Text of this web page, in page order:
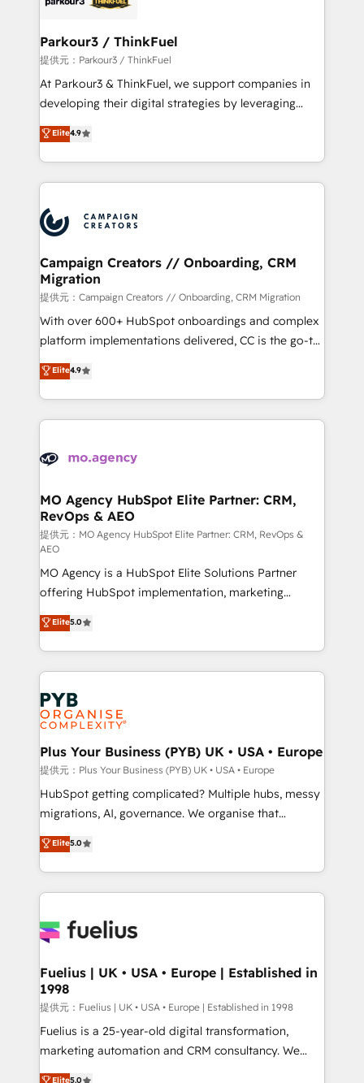
companies scale faster and smarter. 🔹 BOOMS:
Demand generation for all your buyers With BOOMS,
you invest in 100% of your buyers, accelerating your
growth and positioning yourself as an undisputed
transformation process A methodology designed to
implement HubSpot effectively and optimize your
record of business transformation, our growth-first
approach has helped brands dominate their
Parkour3 / ThinkFuel
提供元：Parkour3 / ThinkFuel
At Parkour3 & ThinkFuel, we support companies in
developing their digital strategies by leveraging
technologies and automating their marketing and
sales processes to generate growth. Our offer spans
from Strategy to Operations. We specialize in CRM
onboarding and implementation, web design, sales
extensive experience working with tech companies
and manufacturers since 2002, we are committed to
empowering our clients and developing their
autonomy. Get to grips with HubSpot through
guided implementation and seamless integration of
the CRM platform into your digital ecosystem. Would
you like support in deploying your inbound
to your needs and sales objectives. With 125+
certifications, we are part of the most certified
services are offered in both English & French.
Elite4.9
Campaign Creators // Onboarding, CRM
Migration
提供元：Campaign Creators // Onboarding, CRM Migration
With over 600+ HubSpot onboardings and complex
platform implementations delivered, CC is the go-to
Elite Solutions Partner for businesses ready to
migrate, replatform, and scale smarter. We specialize
in high-impact CRM and CMS migrations and
onboarding from platforms like Salesforce, NetSuite,
WordPress and legacy CRMs, turning fragmented
architectures that accelerate revenue operations and
performance. - Multi-object CRM migration, cleanup,
and implementation. - Pre-built and custom
integrations across your full tech stack. - Custom
object setup, CMS builds, and full-funnel automation.
- Dashboards, lifecycle campaigns, and lead
nurturing sequences. - Cross-hub setup across
Marketing, Sales, Operations, and Service Hubs. -
Ongoing optimization, managed support, and
scalable retainers. Let’s make HubSpot your most
powerful growth engine. Built to convert, scale, and
drive results.
Elite4.9
MO Agency HubSpot Elite Partner: CRM,
RevOps & AEO
提供元：MO Agency HubSpot Elite Partner: CRM, RevOps &
AEO
MO Agency is a HubSpot Elite Solutions Partner
offering HubSpot implementation, marketing
automation, CRM and RevOps consulting, data
architecture, sales enablement, lifecycle automation,
lead scoring and revenue reporting. HubSpot,
Salesforce and integrated enterprise stacks. Digital
Marketing, Answer Engine Optimisation, and
Generative Engine Optimisation (AI Search),
HubSpot Content Hub, WordPress development,
B2B SEO, paid media, and content. We work with
enterprise and growth-led companies across
technology, professional services, financial services
and industrial sectors. Offices in Johannesburg, Cape
implementations delivered. AI visibility coverage
across ChatGPT, Claude, Perplexity, Gemini and
Innovation HubSpot Impact Award - Platform
Migration Excellence HubSpot Impact Award -
professionals.
Elite5.0
Plus Your Business (PYB) UK • USA • Europe
提供元：Plus Your Business (PYB) UK • USA • Europe
HubSpot getting complicated? Multiple hubs, messy
migrations, AI, governance. We organise that
complexity, so your team can put HubSpot to work...
Welcome to our Profile! We help with: • CRM
implementation, reports, workflows, and team
training • CRM migration from Salesforce, Pipedrive,
custom API integrations with ERP (and other
operations A little about us: • Boutique 'Elite' team of
12 • 150+ clients across Sales Hub, Marketing Hub,
Service Hub, Data Hub and CMS • ISO/IEC
27001:2022, ISO 9001:2015, and ISO 42001:2023
certified - the AI management standard • GuardHub:
Elite5.0
Fuelius | UK • USA • Europe | Established in
1998
提供元：Fuelius | UK • USA • Europe | Established in 1998
Fuelius is a 25-year-old digital transformation,
marketing automation and CRM consultancy. We
enable mid-market and enterprise clients to
Elite5.0